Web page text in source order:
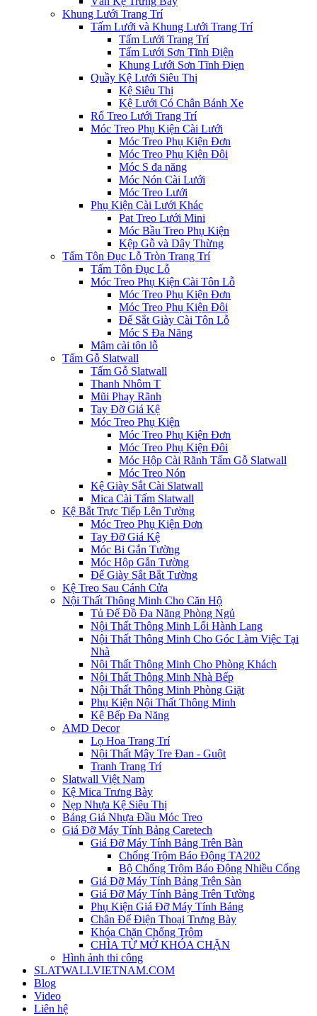
Khung Lưới Trang Trí
Tấm Lưới và Khung Lưới Trang Trí
Tấm Lưới Trang Trí
Tấm Lưới Sơn Tĩnh Điện
Khung Lưới Sơn Tĩnh Điẹn
Quầy Kệ Lưới Siêu Thị
Kệ Siêu Thị
Kệ Lưới Có Chân Bánh Xe
Rổ Treo Lưới Trang Trí
Móc Treo Phụ Kiện Cài Lưới
Móc Treo Phụ Kiện Đơn
Móc Treo Phụ Kiện Đôi
Móc S đa năng
Móc Nón Cài Lưới
Móc Treo Lưới
Phụ Kiện Cài Lưới Khác
Pat Treo Lưới Mini
Móc Bầu Treo Phụ Kiện
Kệp Gỗ và Dây Thừng
Tấm Tôn Đục Lỗ Tròn Trang Trí
Tấm Tôn Đục Lỗ
Móc Treo Phụ Kiện Cài Tôn Lỗ
Móc Treo Phụ Kiện Đơn
Móc Treo Phụ Kiện Đôi
Đế Sắt Giày Cài Tôn Lỗ
Móc S Đa Năng
Mâm cài tôn lỗ
Tấm Gỗ Slatwall
Tấm Gỗ Slatwall
Thanh Nhôm T
Mũi Phay Rãnh
Tay Đỡ Giá Kệ
Móc Treo Phụ Kiện
Móc Treo Phụ Kiện Đơn
Móc Treo Phụ Kiện Đôi
Móc Hộp Cài Rãnh Tấm Gỗ Slatwall
Móc Treo Nón
Kệ Giày Sắt Cài Slatwall
Mica Cài Tấm Slatwall
Kệ Bắt Trực Tiếp Lên Tường
Móc Treo Phụ Kiện Đơn
Tay Đỡ Giá Kệ
Móc Bi Gắn Tường
Móc Hộp Gắn Tường
Đế Giày Sắt Bắt Tường
Kệ Treo Sau Cánh Cửa
Nội Thất Thông Minh Cho Căn Hộ
Tủ Để Đồ Đa Năng Phòng Ngủ
Nội Thất Thông Minh Lối Hành Lang
Nội Thất Thông Minh Cho Góc Làm Việc Tại
Nhà
Nội Thất Thông Minh Cho Phòng Khách
Nội Thất Thông Minh Nhà Bếp
Nội Thất Thông Minh Phòng Giặt
Phụ Kiện Nội Thất Thông Minh
Kệ Bếp Đa Năng
AMD Decor
Lọ Hoa Trang Trí
Nội Thất Mây Tre Đan - Guột
Tranh Trang Trí
Slatwall Việt Nam
Kệ Mica Trưng Bày
Nẹp Nhựa Kệ Siêu Thị
Bảng Giá Nhựa Đầu Móc Treo
Giá Đỡ Máy Tính Bảng Caretech
Giá Đỡ Máy Tính Bảng Trên Bàn
Chống Trộm Báo Động TA202
Bộ Chống Trộm Báo Động Nhiều Cổng
Giá Đỡ Máy Tính Bảng Trên Sàn
Giá Đỡ Máy Tính Bảng Trên Tường
Phụ Kiện Giá Đỡ Máy Tính Bảng
Chân Đế Điện Thoại Trưng Bày
Khóa Chặn Chống Trộm
CHÌA TỪ MỞ KHÓA CHẶN
Hình ảnh thi công
SLATWALLVIETNAM.COM
Blog
Video
Liên hệ